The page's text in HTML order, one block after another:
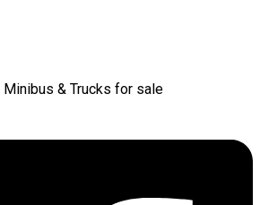
& Trucks for sale